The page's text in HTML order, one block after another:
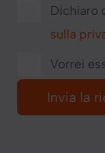
Dichiaro
sulla
Vorrei